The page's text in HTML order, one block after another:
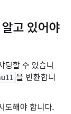
고 있어야
딩할 수 있습니
을 반환합니
도해야 합니다.